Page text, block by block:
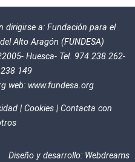
dirigirse a: Fundación para el
Alto Aragón (FUNDESA)
Huesca- Tel. 974 238 262-
149
web: www.fundesa.org
| Cookies | Contacta con
Diseño y desarrollo: Webdreams